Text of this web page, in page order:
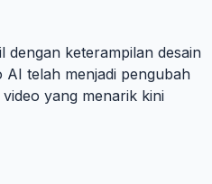
dengan keterampilan desain
telah menjadi pengubah
yang menarik kini